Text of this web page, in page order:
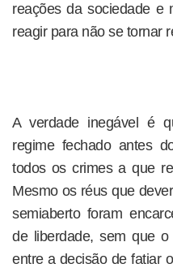
reações da sociedade e
reagir para não se tornar
A verdade inegável é
regime fechado antes
todos os crimes a que
Mesmo os réus que
semiaberto foram
de liberdade, sem que
entre a decisão de fatiar